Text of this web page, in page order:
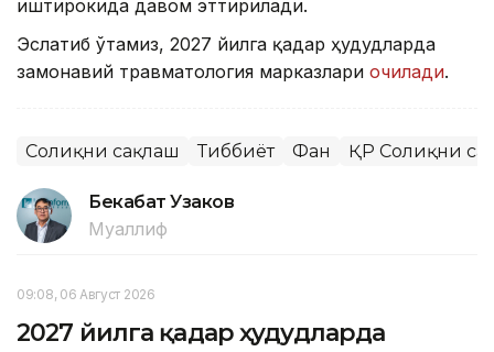
иштирокида давом эттирилади.
Эслатиб ўтамиз, 2027 йилга қадар ҳудудларда
замонавий травматология марказлари очилади.
Соғлиқни сақлаш Тиббиёт Фан ҚР Соғлиқни
Бекабат Узаков
Муаллиф
09:08, 06 Август 2026
2027 йилга қадар ҳудудларда